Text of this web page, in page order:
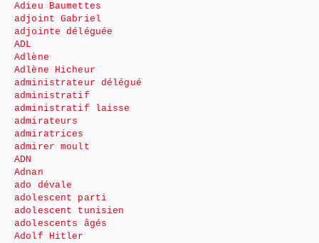
Adieu Baumettes
adjoint Gabriel
adjointe déléguée
ADL
Adlène
Adlène Hicheur
administrateur délégué
administratif
administratif laisse
admirateurs
admiratrices
admirer moult
ADN
Adnan
ado dévale
adolescent parti
adolescent tunisien
adolescents âgés
Adolf Hitler